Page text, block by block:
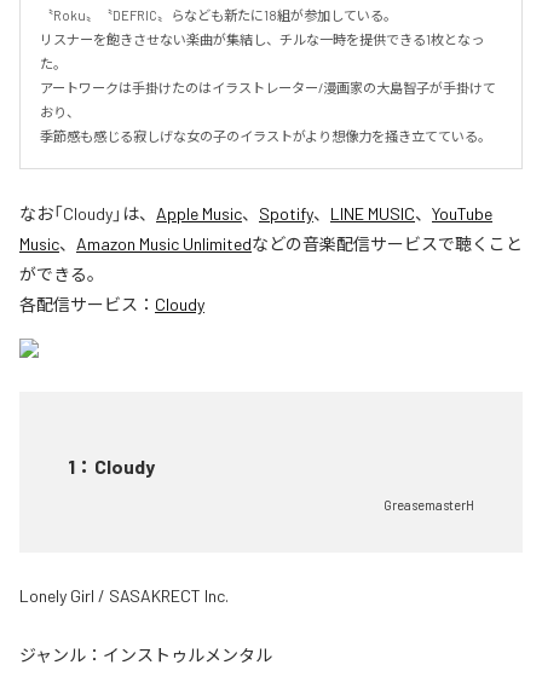
〝Roku〟〝DEFRIC〟らなども新たに18組が参加している。
リスナーを飽きさせない楽曲が集結し、チルな一時を提供できる1枚となっ
た。
アートワークは手掛けたのはイラストレーター/漫画家の大島智子が手掛けて
おり、
季節感も感じる寂しげな女の子のイラストがより想像力を掻き立てている。
なお「Cloudy」は、 Apple Music、 Spotify、 LINE MUSIC、 YouTube
Music、 Amazon Music Unlimitedなどの音楽配信サービスで聴くこと
ができる。
各配信サービス： Cloudy
1 ： Cloudy
GreasemasterH
Lonely Girl / SASAKRECT Inc.
ジャンル： インストゥルメンタル